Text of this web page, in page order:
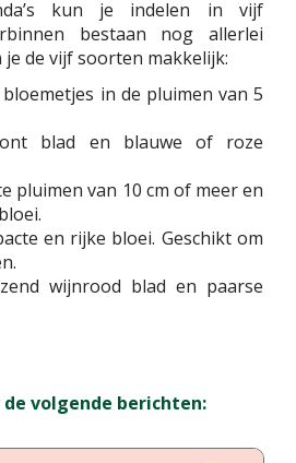
kun je indelen in vijf
bestaan nog allerlei
de vijf soorten makkelijk:
bloemetjes in de pluimen van 5
blad en blauwe of roze
pluimen van 10 cm of meer en
en rijke bloei. Geschikt om
wijnrood blad en paarse
volgende berichten: